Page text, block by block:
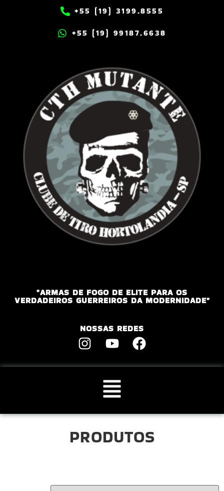
+55 (19) 3199.8555
+55 (19) 99187.6638
"ARMAS DE FOGO DE ELITE PARA OS
VERDADEIROS GUERREIROS DA MODERNIDADE"
NOSSAS REDES
PRODUTOS